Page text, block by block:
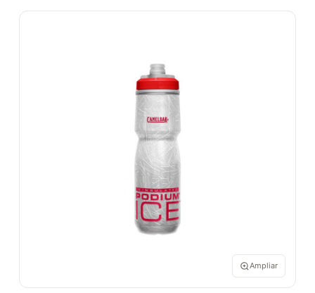
Ampliar